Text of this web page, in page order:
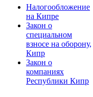
Налогообложение
на Кипре
Закон о
специальном
взносе на оборону,
Кипр
Закон о
компаниях
Республики Кипр